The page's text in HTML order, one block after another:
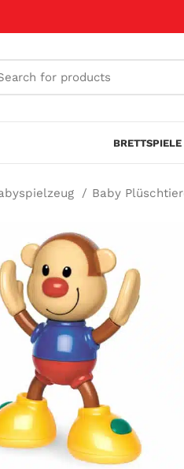
BRETTSPIELE
Baby